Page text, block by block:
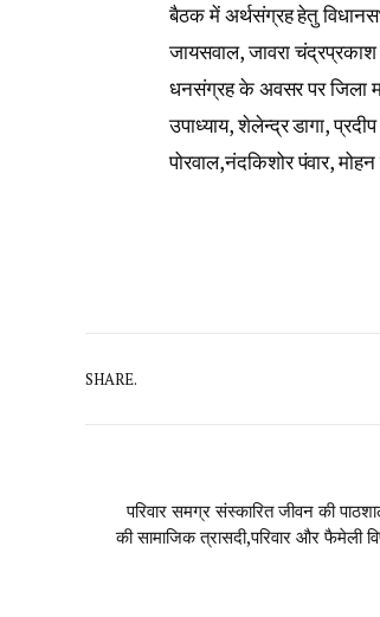
बैठक में अर्थसंग्रह हेतु
जायसवाल, जावरा
धनसंग्रह के अवसर पर जिला
उपाध्याय, शेलेन्द्र डागा,
पोरवाल,नंदकिशोर पंवार,
SHARE.
परिवार समग्र संस्कारित जीवन की
की सामाजिक त्रासदी,परिवार और फैमेली